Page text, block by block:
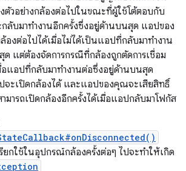
ตัวอย่างกล้องต่อไปในขณะที่ผู้ใช้โต้ตอบกับ
ลับมาทำงานอีกครั้งซึ่งอยู่ด้านบนสุด แอปของ
องต่อไปได้เมื่อไม่ได้เป็นแอปที่กลับมาทำงาน
ด แต่ต้องจัดการกรณีที่กล้องถูกตัดการเชื่อม
อแอปที่กลับมาทำงานต่อซึ่งอยู่ด้านบนสุด
จะเปิดกล้องได้ และแอปของคุณจะเสียสิทธิ์
มารถเปิดกล้องอีกครั้งได้เมื่อแอปกลับมาโฟกัส
ยกใช้ในอุปกรณ์กล้องครั้งต่อๆ ไปจะทำให้เกิด